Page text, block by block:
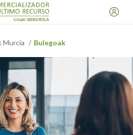
Murcia Bulegoak